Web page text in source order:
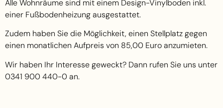
Alle Wohnräume sind mit einem Design-Vinylboden inkl.
einer Fußbodenheizung ausgestattet.
Zudem haben Sie die Möglichkeit, einen Stellplatz gegen
einen monatlichen Aufpreis von 85,00 Euro anzumieten.
Wir haben Ihr Interesse geweckt? Dann rufen Sie uns unter
0341 900 440-0 an.